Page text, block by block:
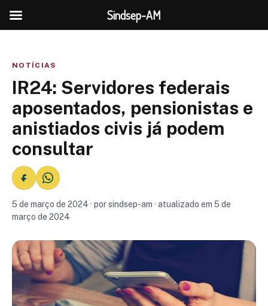
NOTÍCIAS
IR24: Servidores federais
aposentados, pensionistas e
anistiados civis já podem
consultar
5 de março de 2024 · por sindsep-am · atualizado em 5 de
março de 2024
Sindsep-AM